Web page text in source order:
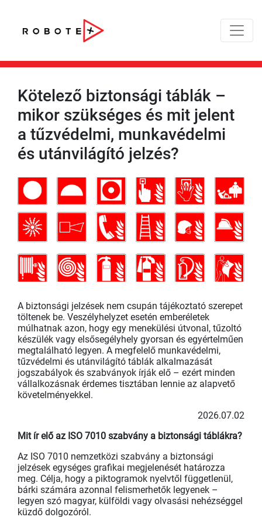
Kötelező biztonsági táblák –
mikor szükséges és mit jelent
a tűzvédelmi, munkavédelmi
és utánvilágító jelzés?
A biztonsági jelzések nem csupán tájékoztató szerepet
töltenek be. Veszélyhelyzet esetén emberéletek
múlhatnak azon, hogy egy menekülési útvonal, tűzoltó
készülék vagy elsősegélyhely gyorsan és egyértelműen
megtalálható legyen. A megfelelő munkavédelmi,
tűzvédelmi és utánvilágító táblák alkalmazását
jogszabályok és szabványok írják elő – ezért minden
vállalkozásnak érdemes tisztában lennie az alapvető
követelményekkel.
2026.07.02
Mit ír elő az ISO 7010 szabvány a biztonsági táblákra?
Az ISO 7010 nemzetközi szabvány a biztonsági
jelzések egységes grafikai megjelenését határozza
meg. Célja, hogy a piktogramok nyelvtől függetlenül,
bárki számára azonnal felismerhetők legyenek –
legyen szó magyar, külföldi vagy olvasási nehézséggel
küzdő dolgozóról.